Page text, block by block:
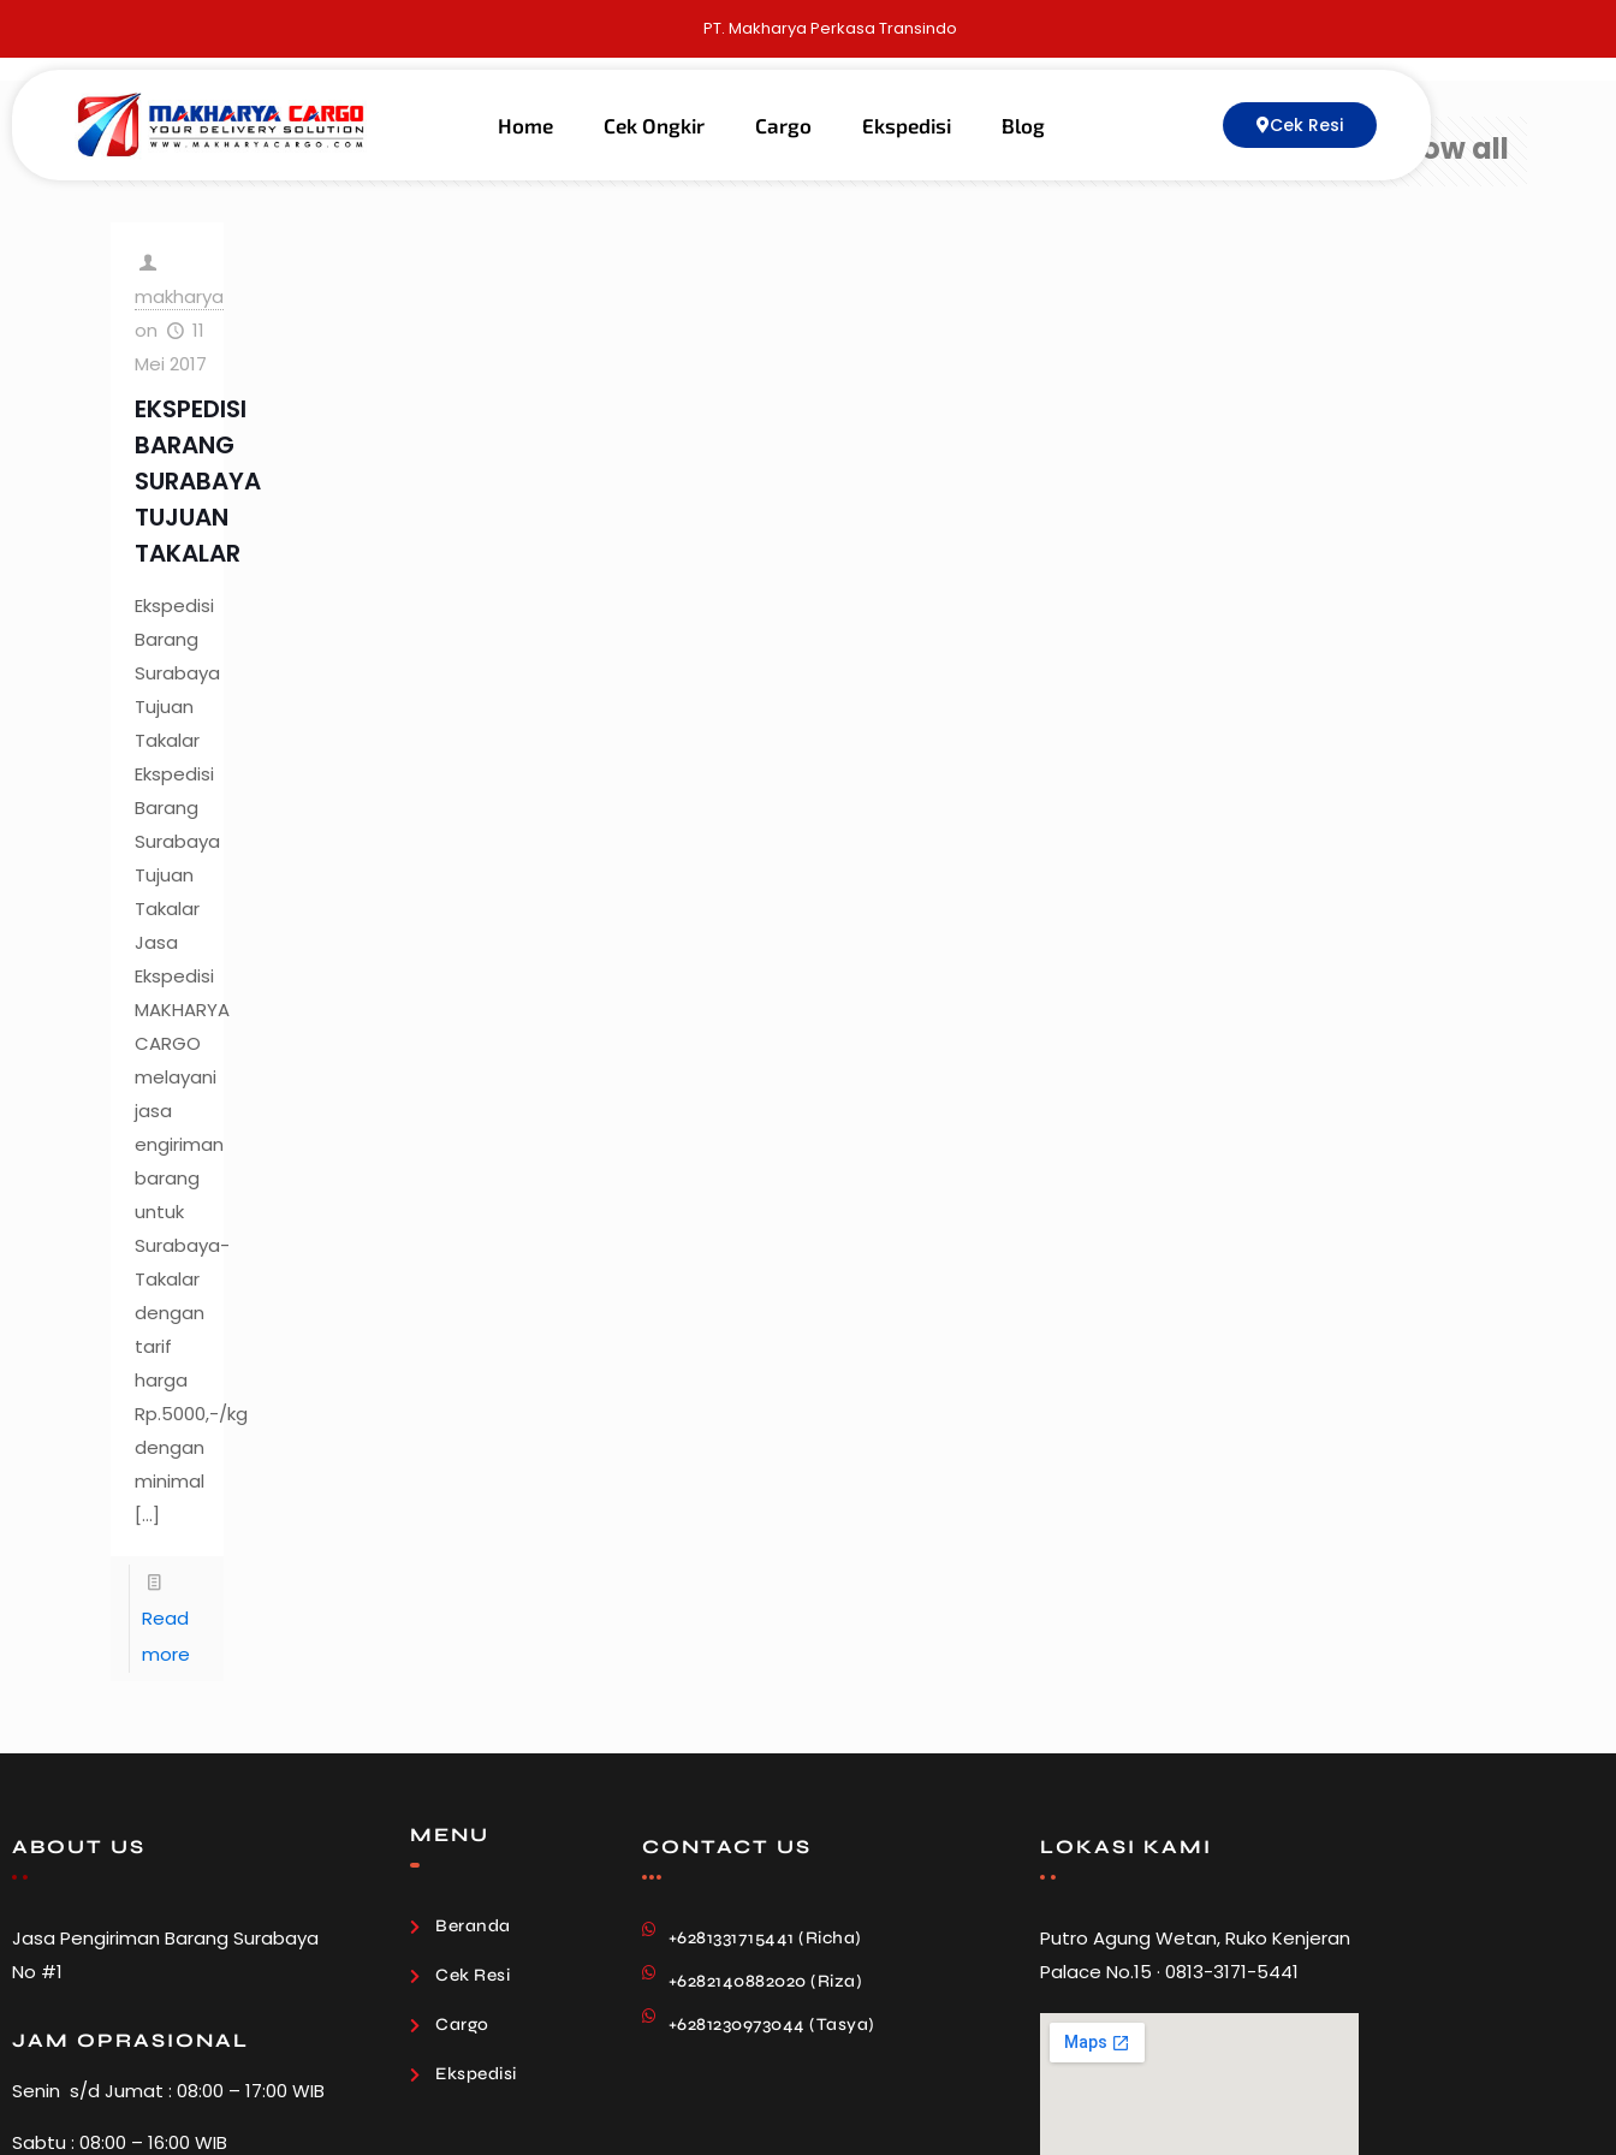
PT. Makharya Perkasa Transindo
Home Cek Ongkir Cargo Ekspedisi Blog Cek Resi
Filter by Categories Show all
makharya
on
11
Mei 2017
EKSPEDISI
BARANG
SURABAYA
TUJUAN
TAKALAR
Ekspedisi
Barang
Surabaya
Tujuan
Takalar
Ekspedisi
Barang
Surabaya
Tujuan
Takalar
Jasa
Ekspedisi
MAKHARYA
CARGO
melayani
jasa
engiriman
barang
untuk
Surabaya-
Takalar
dengan
tarif
harga
Rp.5000,-/kg
dengan
minimal
[…]
Read
more
ABOUT US
Jasa Pengiriman Barang Surabaya
No #1
JAM OPRASIONAL
Senin s/d Jumat : 08:00 – 17:00 WIB
Sabtu : 08:00 – 16:00 WIB
MENU
Beranda
Cek Resi
Cargo
Ekspedisi
CONTACT US
+6281331715441 (Richa)
+6282140882020 (Riza)
+6281230973044 (Tasya)
LOKASI KAMI
Putro Agung Wetan, Ruko Kenjeran
Palace No.15 · 0813-3171-5441